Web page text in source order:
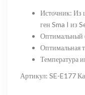
Источник: Из
ген Sma I из
Оптимальный
Оптимальная
Температура
Артикул: SE-E177